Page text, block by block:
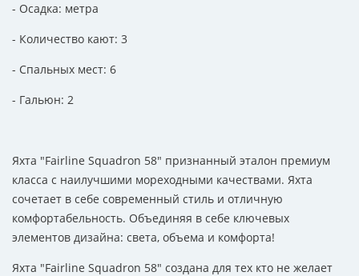
- Осадка: метра
- Количество кают: 3
- Спальных мест: 6
- Гальюн: 2
Яхта "Fairline Squadron 58" признанный эталон премиум
класса с наилучшими мореходными качествами. Яхта
сочетает в себе современный стиль и отличную
комфортабельность. Объединяя в себе ключевых
элементов дизайна: света, объема и комфорта!
Яхта "Fairline Squadron 58" создана для тех кто не желает